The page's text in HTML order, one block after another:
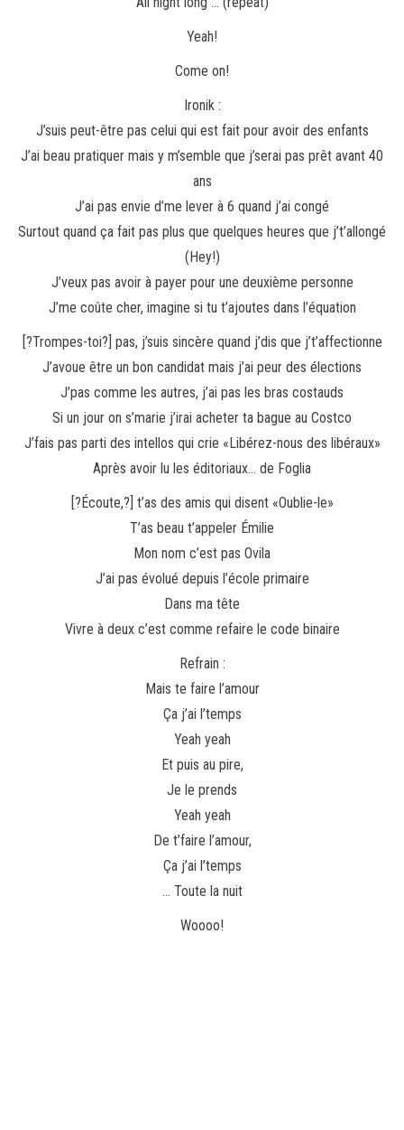
Yeah!
Come on!
Ironik :
J’suis peut-être pas celui qui est fait pour avoir des enfants
J’ai beau pratiquer mais y m’semble que j’serai pas prêt avant 40
ans
J’ai pas envie d’me lever à 6 quand j’ai congé
Surtout quand ça fait pas plus que quelques heures que j’t’allongé
(Hey!)
J’veux pas avoir à payer pour une deuxième personne
J’me coûte cher, imagine si tu t’ajoutes dans l’équation
[?Trompes-toi?] pas, j’suis sincère quand j’dis que j’t’affectionne
J’avoue être un bon candidat mais j’ai peur des élections
J’pas comme les autres, j’ai pas les bras costauds
Si un jour on s’marie j’irai acheter ta bague au Costco
J’fais pas parti des intellos qui crie «Libérez-nous des libéraux»
Après avoir lu les éditoriaux… de Foglia
[?Écoute,?] t’as des amis qui disent «Oublie-le»
T’as beau t’appeler Émilie
Mon nom c’est pas Ovila
J’ai pas évolué depuis l’école primaire
Dans ma tête
Vivre à deux c’est comme refaire le code binaire
Refrain :
Mais te faire l’amour
Ça j’ai l’temps
Yeah yeah
Et puis au pire,
Je le prends
Yeah yeah
De t’faire l’amour,
Ça j’ai l’temps
… Toute la nuit
Woooo!